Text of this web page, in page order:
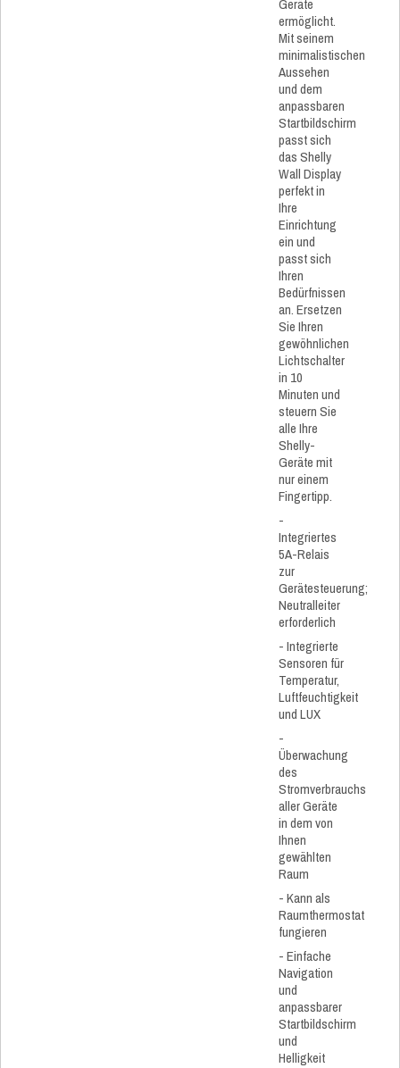
ermöglicht.
Mit seinem
minimalistischen
Aussehen
und dem
anpassbaren
Startbildschirm
passt sich
das Shelly
Wall Display
perfekt in
Ihre
Einrichtung
ein und
passt sich
Ihren
Bedürfnissen
an. Ersetzen
Sie Ihren
gewöhnlichen
Lichtschalter
in 10
Minuten und
steuern Sie
alle Ihre
Shelly-
Geräte mit
nur einem
Fingertipp.
-
Integriertes
5A-Relais
zur
Gerätesteuerung;
Neutralleiter
erforderlich
- Integrierte
Sensoren für
Temperatur,
Luftfeuchtigkeit
und LUX
-
Überwachung
des
Stromverbrauchs
aller Geräte
in dem von
Ihnen
gewählten
Raum
- Kann als
Raumthermostat
fungieren
- Einfache
Navigation
und
anpassbarer
Startbildschirm
und
Helligkeit